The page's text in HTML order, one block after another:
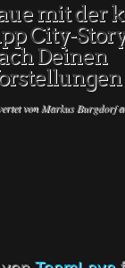
mit der
City-
Deinen
vonMarkus Burgdorf